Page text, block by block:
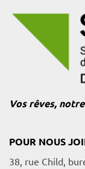
Vos rêves,
POUR NOUS
38, rue Child,